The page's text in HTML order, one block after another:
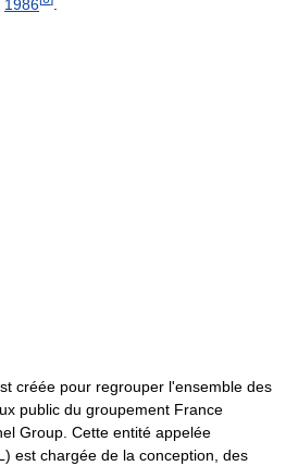
1986
créée pour regrouper l'ensemble des
public du groupement France
Group. Cette entité appelée
est chargée de la conception, des